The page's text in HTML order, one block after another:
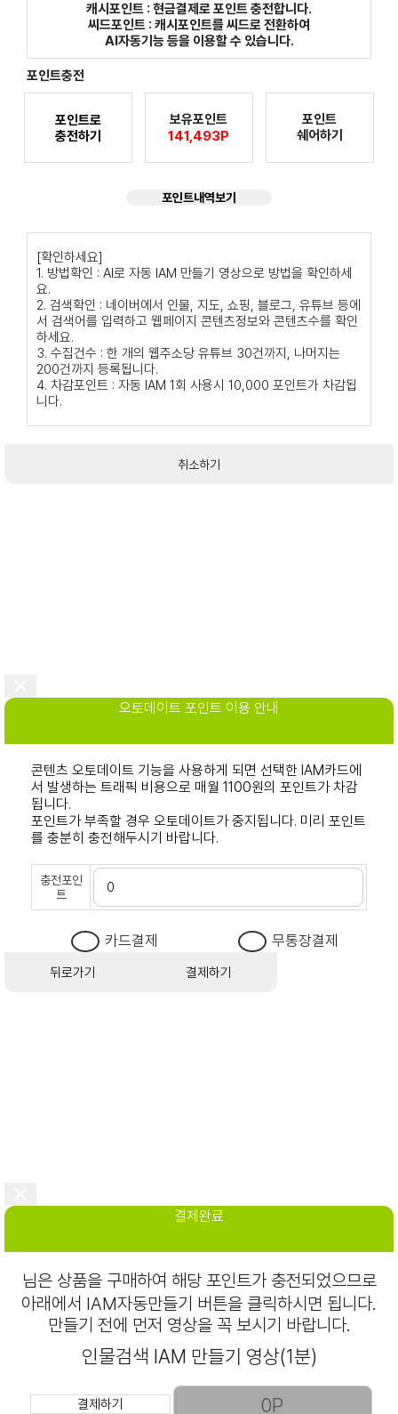
캐시포인트 : 현금결제로 포인트 충전합니다.
씨드포인트 : 캐시포인트를 씨드로 전환하여
AI자동기능 등을 이용할 수 있습니다.
포인트충전
포인트로
충전하기
보유포인트
141,493P
포인트
쉐어하기
포인트내역보기
[확인하세요]
1. 방법확인 : AI로 자동 IAM 만들기 영상으로 방법을 확인하세
요.
2. 검색확인 : 네이버에서 인물, 지도, 쇼핑, 블로그, 유튜브 등에
서 검색어를 입력하고 웹페이지 콘텐츠정보와 콘텐츠수를 확인
하세요.
3. 수집건수 : 한 개의 웹주소당 유튜브 30건까지, 나머지는
200건까지 등록됩니다.
4. 차감포인트 : 자동 IAM 1회 사용시 10,000 포인트가 차감됩
니다.
취소하기
오토데이트 포인트 이용 안내
콘텐츠 오토데이트 기능을 사용하게 되면 선택한 IAM카드에
서 발생하는 트래픽 비용으로 매월 1100원의 포인트가 차감
됩니다.
포인트가 부족할 경우 오토데이트가 중지됩니다. 미리 포인트
를 충분히 충전해두시기 바랍니다.
충전포인
트
카드결제 무통장결제
뒤로가기 결제하기
결제완료
님은 상품을 구매하여 해당 포인트가 충전되었으므로
아래에서 IAM자동만들기 버튼을 클릭하시면 됩니다.
만들기 전에 먼저 영상을 꼭 보시기 바랍니다.
인물검색 IAM 만들기 영상(1분)
결제하기